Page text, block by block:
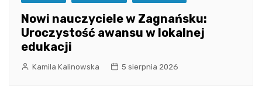
Nowi nauczyciele w Zagnańsku:
Uroczystość awansu w lokalnej
edukacji
Kamila Kalinowska 5 sierpnia 2026